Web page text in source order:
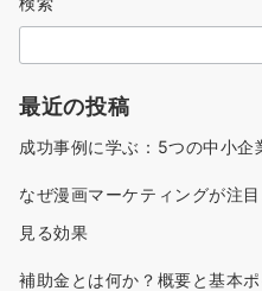
最近の投稿
成功事例に学ぶ：5つの中小企
なぜ漫画マーケティングが注
見る効果
補助金とは何か？概要と基本ポ